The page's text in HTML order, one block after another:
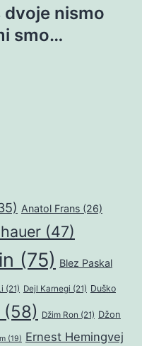
dvoje nismo
smo…
Anatol Frans (26)
(47)
(75) Blez Paskal
(21) Dejl Karnegi (21) Duško
(58) Džim Ron (21) Džon
(19) Ernest Hemingvej